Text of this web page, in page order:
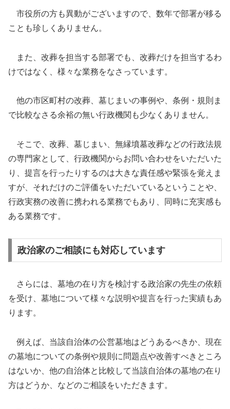
市役所の方も異動がございますので、数年で部署が移る
ことも珍しくありません。
また、改葬を担当する部署でも、改葬だけを担当するわ
けではなく、様々な業務をなさっています。
他の市区町村の改葬、墓じまいの事例や、条例・規則ま
で比較なさる余裕の無い行政機関も少なくありません。
そこで、改葬、墓じまい、無縁墳墓改葬などの行政法規
の専門家として、行政機関からお問い合わせをいただいた
り、提言を行ったりするのは大きな責任感や緊張を覚えま
すが、それだけのご評価をいただいているということや、
行政実務の改善に携われる業務でもあり、同時に充実感も
ある業務です。
政治家のご相談にも対応しています
さらには、墓地の在り方を検討する政治家の先生の依頼
を受け、墓地について様々な説明や提言を行った実績もあ
ります。
例えば、当該自治体の公営墓地はどうあるべきか、現在
の墓地についての条例や規則に問題点や改善すべきところ
はないか、他の自治体と比較して当該自治体の墓地の在り
方はどうか、などのご相談をいただきます。